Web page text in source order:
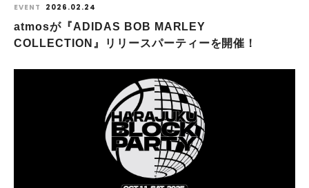
EVENT 2026.02.24
atmosが『ADIDAS BOB MARLEY
COLLECTION』リリースパーティーを開催！